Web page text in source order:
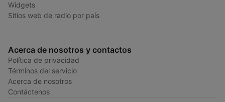
Widgets
Sitios web de radio por país
Acerca de nosotros y contactos
Política de privacidad
Términos del servicio
Acerca de nosotros
Contáctenos